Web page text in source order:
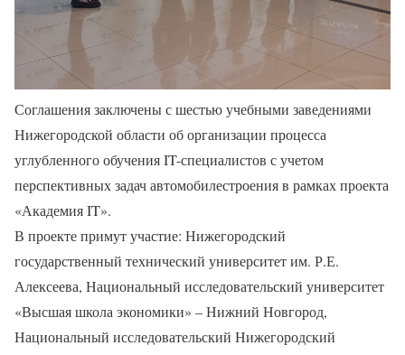
Соглашения заключены с шестью учебными заведениями
Нижегородской области об организации процесса
углубленного обучения IT-специалистов с учетом
перспективных задач автомобилестроения в рамках проекта
«Академия IT».
В проекте примут участие: Нижегородский
государственный технический университет им. Р.Е.
Алексеева, Национальный исследовательский университет
«Высшая школа экономики» – Нижний Новгород,
Национальный исследовательский Нижегородский